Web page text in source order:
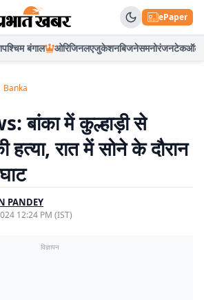
ePaper
पश्चिम बंगाल ओरिजिनलएजुकेशनबिजनेसमनोरंजनटेकऑटो
Banka
बांका में कुल्हाड़ी से
हत्या, रात में सोने के दौरान
PANDEY
12:24 PM (IST)
विज्ञापन